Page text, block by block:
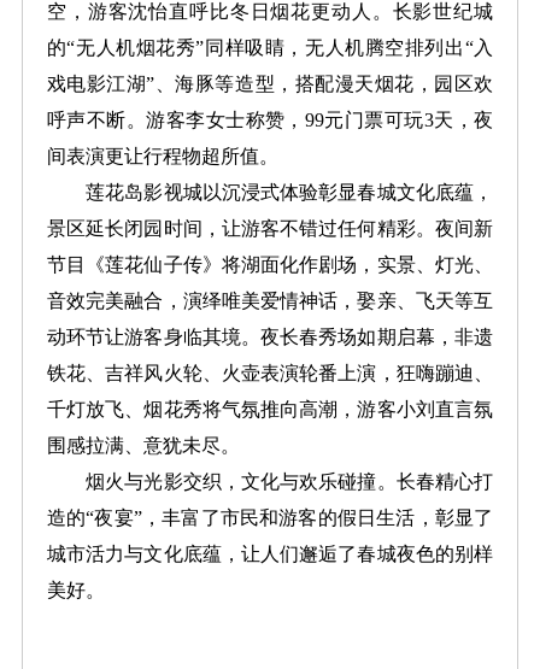
空，游客沈怡直呼比冬日烟花更动人。长影世纪城
的“无人机烟花秀”同样吸睛，无人机腾空排列出“入
戏电影江湖”、海豚等造型，搭配漫天烟花，园区欢
呼声不断。游客李女士称赞，99元门票可玩3天，夜
间表演更让行程物超所值。
莲花岛影视城以沉浸式体验彰显春城文化底蕴，
景区延长闭园时间，让游客不错过任何精彩。夜间新
节目《莲花仙子传》将湖面化作剧场，实景、灯光、
音效完美融合，演绎唯美爱情神话，娶亲、飞天等互
动环节让游客身临其境。夜长春秀场如期启幕，非遗
铁花、吉祥风火轮、火壶表演轮番上演，狂嗨蹦迪、
千灯放飞、烟花秀将气氛推向高潮，游客小刘直言氛
围感拉满、意犹未尽。
烟火与光影交织，文化与欢乐碰撞。长春精心打
造的“夜宴”，丰富了市民和游客的假日生活，彰显了
城市活力与文化底蕴，让人们邂逅了春城夜色的别样
美好。